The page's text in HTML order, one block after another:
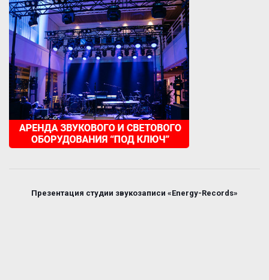
Презентация студии звукозаписи «Energy-Records»